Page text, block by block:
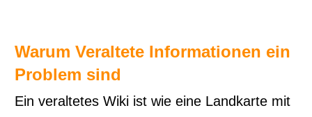
Warum Veraltete Informationen ein
Problem sind
Ein veraltetes Wiki ist wie eine Landkarte mit